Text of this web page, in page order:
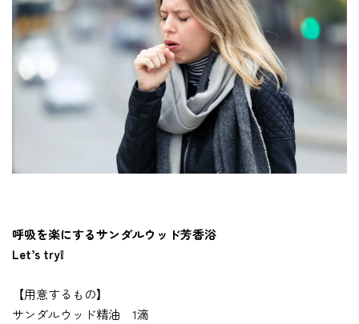
呼吸を楽にするサンダルウッド芳香浴
Let’s try❕
【用意するもの】
サンダルウッド精油 1滴